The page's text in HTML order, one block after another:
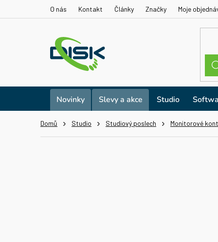
O nás Kontakt Články Značky Moje
Novinky Slevy a akce Studio
Domů Studio Studiový poslech Monitorové